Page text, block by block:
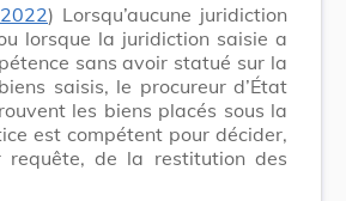
) Lorsqu’aucune juridiction
lorsque la juridiction saisie a
sans avoir statué sur la
saisis, le procureur d’État
les biens placés sous la
est compétent pour décider,
requête, de la restitution des